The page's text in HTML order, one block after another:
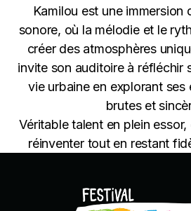
Kamilou est une immersion
sonore, où la mélodie et le
créer des atmosphères
invite son auditoire à réfléchir
vie urbaine en explorant ses
brutes et
Véritable talent en plein
réinventer tout en restant